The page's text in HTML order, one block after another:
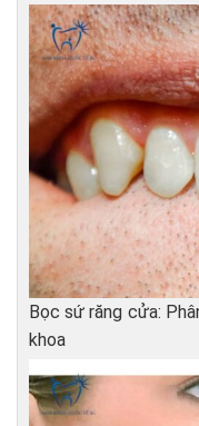
Bọc sứ răng cửa:
khoa